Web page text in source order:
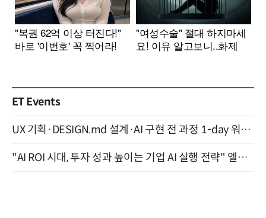
ET Events
UX 기획·DESIGN.md 설계·AI 구현 전 과정 1-day 워크숍 with Claude Code·Codex 9월 15일 개최
"AI ROI 시대, 투자 성과 높이는 기업 AI 실행 전략" 엘타워 6층 (9월 18일)